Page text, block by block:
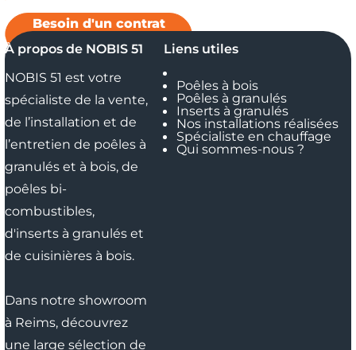
Besoin d'un contrat
d’entretien ?
À propos de NOBIS 51
NOBIS 51 est votre
spécialiste de la vente,
de l’installation et de
l’entretien de poêles à
granulés et à bois, de
poêles bi-
combustibles,
d'inserts à granulés et
de cuisinières à bois.
Dans notre showroom
à Reims, découvrez
une large sélection de
Liens utiles
Poêles à bois
Poêles à granulés
Inserts à granulés
Nos installations réalisées
Spécialiste en chauffage
Qui sommes-nous ?